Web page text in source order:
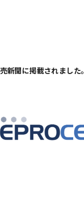
新聞に掲載されました。